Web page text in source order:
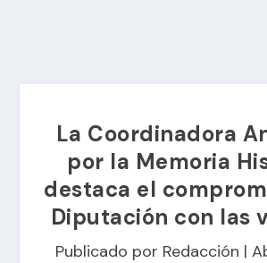
La Coordinadora
por la Memoria
destaca el
Diputación con las
Publicado por Redacción |